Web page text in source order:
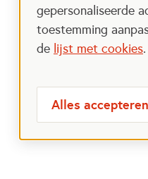
gepersonaliseerde
toestemming
de lijst met cookies.
Alles accepteren